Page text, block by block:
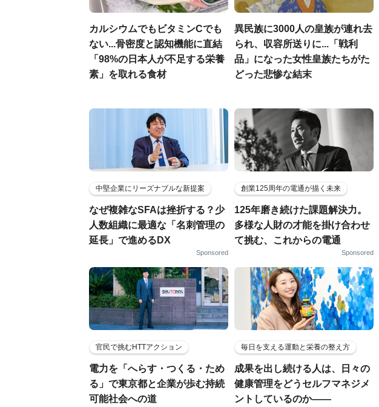
カルシウムでもビタミンCでも
ない...骨密度と認知機能に直結
「98%の日本人が不足する栄養
素」を取れる食材
異民族に3000人の皇族が連れ去
られ、収容所送りに...「戦利
品」になった女性皇族たちがた
どった悲惨な結末
中堅企業にリーズナブルな新提案
なぜ複雑なSFAは挫折する？少
人数組織に最適な「名刺管理の
延長」で進めるDX
Sponsored
創業125周年の電通が描く未来
125年磨き続けた課題解決力。
多様な人財の才能を掛け合わせ
て挑む、これからの電通
Sponsored
官民で挑むHTTアクション
電力を「へらす・つくる・ため
る」で東京都と企業が歩む持続
可能社会への道
毎日を支える運動と栄養の整え方
成果を出し続ける人は、日々の
健康管理をどうセルフマネジメ
ントしているのか——